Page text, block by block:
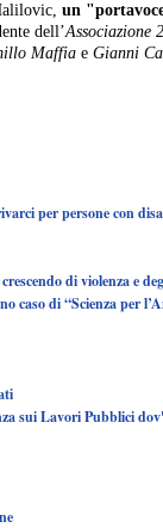
un
dell’Associazione
Maffia e Gianni
per persone con
di violenza e
caso di “Scienza per
sui Lavori Pubblici